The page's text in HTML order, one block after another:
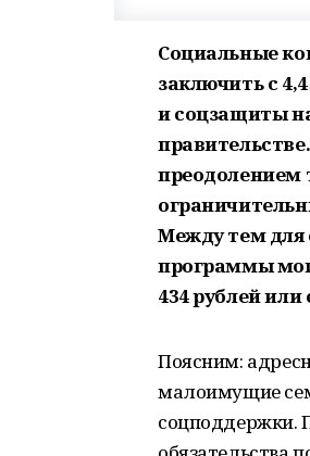
Социальные
заключить с
и соцзащиты
преодолением
Между тем для
программы
434 рублей
Поясним:
малоимущие
соцподдержки.